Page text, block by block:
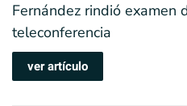
Fernández rindió examen
teleconferencia
ver artículo